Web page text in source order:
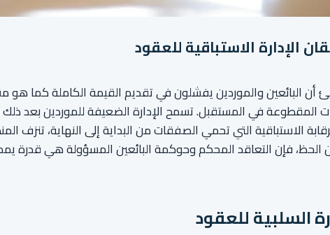
الإدارة الاستباقية للعقود
أن البائعين والموردين يفشلون في تقديم القيمة الكاملة كما
المقطوعة في المستقبل. تسمح الإدارة الضعيفة للموردين بعد
الاستباقية التي تحمي الصفقات من البداية إلى النهاية، تنزف
الحظ، فإن التعاقد المحكم وحوكمة البائعين المسؤولة هي قدرة
السلبية للعقود